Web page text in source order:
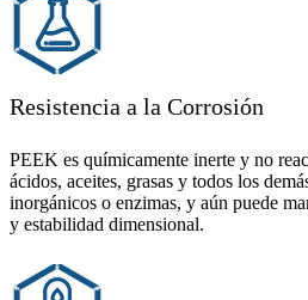
Resistencia a la Corrosión
PEEK es químicamente inerte y no
ácidos, aceites, grasas y todos los
inorgánicos o enzimas, y aún puede
y estabilidad dimensional.